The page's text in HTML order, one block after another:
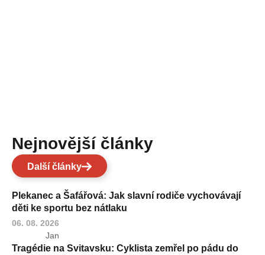
Nejnovější články
Další články
Plekanec a Šafářová: Jak slavní rodiče vychovávají
děti ke sportu bez nátlaku
06. 08. 2026
Jan
Tragédie na Svitavsku: Cyklista zemřel po pádu do